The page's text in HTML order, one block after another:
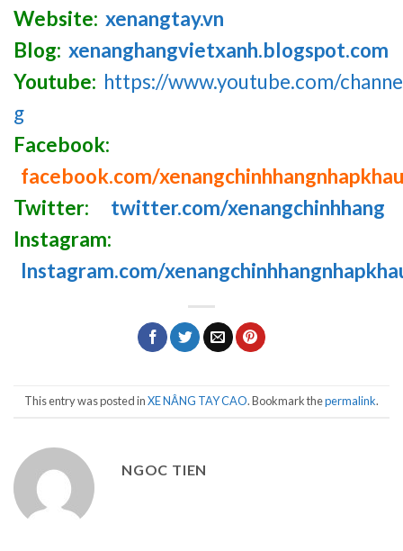
Website: xenangtay.vn
Blog: xenanghangvietxanh.blogspot.com
Youtube: https://www.youtube.com/
g
Facebook:
facebook.com/xenangchinhhangnhapkhau
Twitter:
twitter.com/xenangchinhhang
Instagram:
Instagram.com/
This entry was posted inXE NÂNG TAY CAO. Bookmark thepermalink.
NGOC TIEN